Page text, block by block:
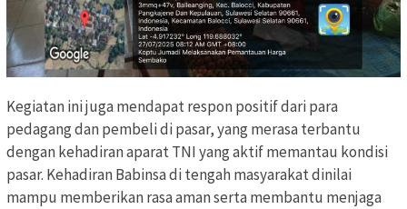
Kegiatan ini juga mendapat respon positif dari para
pedagang dan pembeli di pasar, yang merasa terbantu
dengan kehadiran aparat TNI yang aktif memantau kondisi
pasar. Kehadiran Babinsa di tengah masyarakat dinilai
mampu memberikan rasa aman serta membantu menjaga